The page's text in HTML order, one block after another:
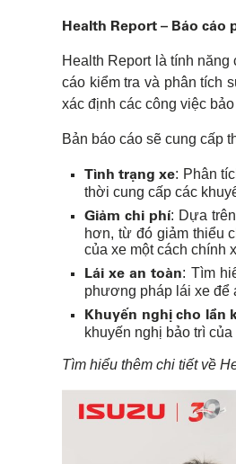
Health Report – Báo cáo
Health Report là tính
cáo kiểm tra và phân tích
xác định các công việc
Bản báo cáo sẽ cung cấp
Tình trạng xe: Phân
thời cung cấp các
Giảm chi phí: Dựa
hơn, từ đó giảm thiểu
của xe một cách chính
Lái xe an toàn: Tìm
phương pháp lái xe để
Khuyến nghị cho lần
khuyến nghị bảo trì của
Tìm hiểu thêm chi tiết về